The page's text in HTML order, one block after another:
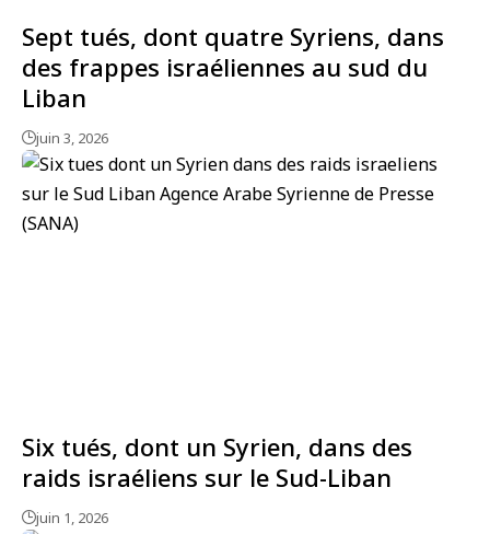
Sept tués, dont quatre Syriens, dans
des frappes israéliennes au sud du
Liban
juin 3, 2026
Six tués, dont un Syrien, dans des
raids israéliens sur le Sud-Liban
juin 1, 2026